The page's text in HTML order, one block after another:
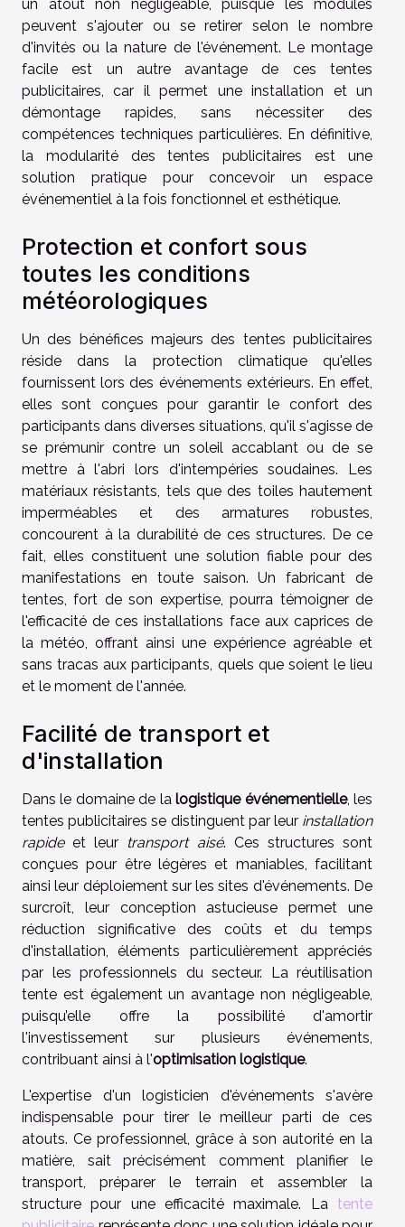
un atout non négligeable, puisque les modules
peuvent s'ajouter ou se retirer selon le nombre
d'invités ou la nature de l'événement. Le montage
facile est un autre avantage de ces tentes
publicitaires, car il permet une installation et un
démontage rapides, sans nécessiter des
compétences techniques particulières. En définitive,
la modularité des tentes publicitaires est une
solution pratique pour concevoir un espace
événementiel à la fois fonctionnel et esthétique.
Protection et confort sous
toutes les conditions
météorologiques
Un des bénéfices majeurs des tentes publicitaires
réside dans la protection climatique qu'elles
fournissent lors des événements extérieurs. En effet,
elles sont conçues pour garantir le confort des
participants dans diverses situations, qu'il s'agisse de
se prémunir contre un soleil accablant ou de se
mettre à l'abri lors d'intempéries soudaines. Les
matériaux résistants, tels que des toiles hautement
imperméables et des armatures robustes,
concourent à la durabilité de ces structures. De ce
fait, elles constituent une solution fiable pour des
manifestations en toute saison. Un fabricant de
tentes, fort de son expertise, pourra témoigner de
l'efficacité de ces installations face aux caprices de
la météo, offrant ainsi une expérience agréable et
sans tracas aux participants, quels que soient le lieu
et le moment de l'année.
Facilité de transport et
d'installation
Dans le domaine de lalogistique événementielle, les
tentes publicitaires se distinguent par leur installation
rapideet leur transport aisé. Ces structures sont
conçues pour être légères et maniables, facilitant
ainsi leur déploiement sur les sites d'événements. De
surcroît, leur conception astucieuse permet une
réduction significative des coûts et du temps
d'installation, éléments particulièrement appréciés
par les professionnels du secteur. La réutilisation
tente est également un avantage non négligeable,
puisqu’elle offre la possibilité d'amortir
l'investissement sur plusieurs événements,
contribuant ainsi à l'optimisation logistique.
L'expertise d'un logisticien d'événements s'avère
indispensable pour tirer le meilleur parti de ces
atouts. Ce professionnel, grâce à son autorité en la
matière, sait précisément comment planifier le
transport, préparer le terrain et assembler la
structure pour une efficacité maximale. La tente